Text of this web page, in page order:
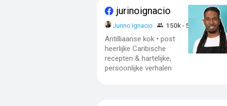
jurinoignacio
Jurino Ignacio 150k - 500k
Antilliaanse kok • post
heerlijke Caribische
recepten & hartelijke,
persoonlijke verhalen